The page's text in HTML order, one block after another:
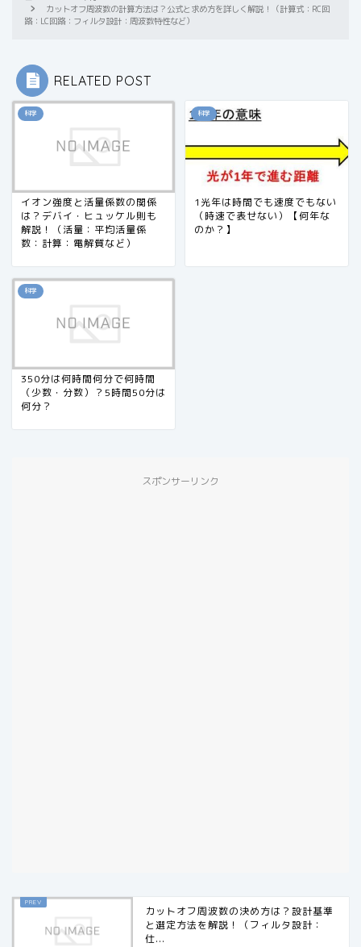
カットオフ周波数の計算方法は？公式と求め方を詳しく解説！（計算式：RC回
路：LC回路：フィルタ設計：周波数特性など）
RELATED POST
科学
イオン強度と活量係数の関係
は？デバイ・ヒュッケル則も
解説！（活量：平均活量係
数：計算：電解質など）
科学
1光年は時間でも速度でもない
（時速で表せない）【何年な
のか？】
科学
350分は何時間何分で何時間
（少数・分数）？5時間50分は
何分？
スポンサーリンク
カットオフ周波数の決め方は？設計基準
と選定方法を解説！（フィルタ設計：
仕...